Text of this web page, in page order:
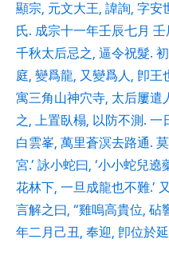
顯宗, 元文大王, 諱詢, 字
氏. 成宗十一年壬辰七月
千秋太后忌之, 逼令祝髮.
庭, 變爲龍, 又變爲人, 卽王
寓三角山神穴寺, 太后屢遣
之, 上置臥榻, 以防不測. 一
白雲峯, 萬里蒼溟去路通.
宮.’ 詠小蛇曰, ‘小小蛇兒
花林下, 一旦成龍也不難.’
言解之曰, “雞嗚高貴位, 砧
年二月己丑, 奉迎, 卽位於